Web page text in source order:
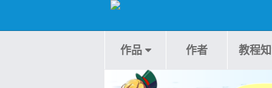
作品 作者 教程